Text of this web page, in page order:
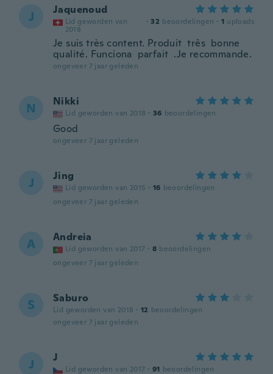
J Jaquenoud
Lid geworden van
2018
· 32 beoordelingen · 1 uploads
Je suis très content. Produit três bonne
qualité. Funciona parfait .Je recommande.
ongeveer 7 jaar geleden
N Nikki
Lid geworden van 2018 · 36 beoordelingen
Good
ongeveer 7 jaar geleden
J Jing
Lid geworden van 2015 · 16 beoordelingen
ongeveer 7 jaar geleden
A Andreia
Lid geworden van 2017 · 8 beoordelingen
ongeveer 7 jaar geleden
S Saburo
Lid geworden van 2018 · 12 beoordelingen
ongeveer 7 jaar geleden
J J
Lid geworden van 2017 · 91 beoordelingen